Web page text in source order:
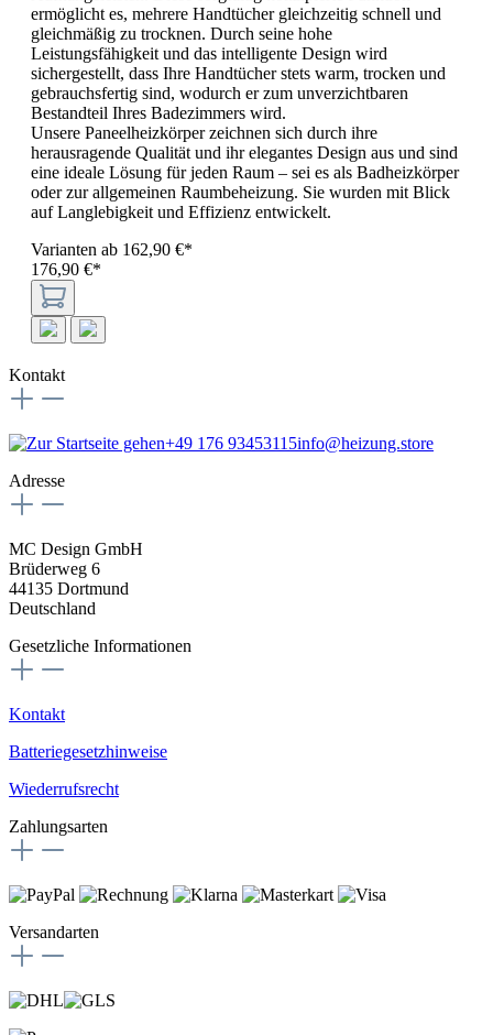
ermöglicht es, mehrere Handtücher gleichzeitig schnell und
gleichmäßig zu trocknen. Durch seine hohe
Leistungsfähigkeit und das intelligente Design wird
sichergestellt, dass Ihre Handtücher stets warm, trocken und
gebrauchsfertig sind, wodurch er zum unverzichtbaren
Bestandteil Ihres Badezimmers wird.
Unsere Paneelheizkörper zeichnen sich durch ihre
herausragende Qualität und ihr elegantes Design aus und sind
eine ideale Lösung für jeden Raum – sei es als Badheizkörper
oder zur allgemeinen Raumbeheizung. Sie wurden mit Blick
auf Langlebigkeit und Effizienz entwickelt.
Varianten ab 162,90 €*
176,90 €*
Kontakt
+49 176 93453115info@heizung.store
Adresse
MC Design GmbH
Brüderweg 6
44135 Dortmund
Deutschland
Gesetzliche Informationen
Kontakt
Batteriegesetzhinweise
Wiederrufsrecht
Zahlungsarten
Versandarten